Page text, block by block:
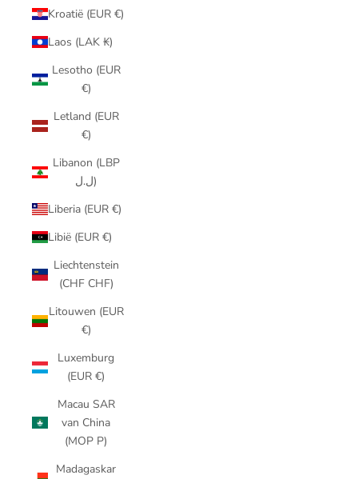
Kroatië (EUR €)
Laos (LAK ₭)
Lesotho (EUR
€)
Letland (EUR
€)
Libanon (LBP
ل.ل)
Liberia (EUR €)
Libië (EUR €)
Liechtenstein
(CHF CHF)
Litouwen (EUR
€)
Luxemburg
(EUR €)
Macau SAR
van China
(MOP P)
Madagaskar